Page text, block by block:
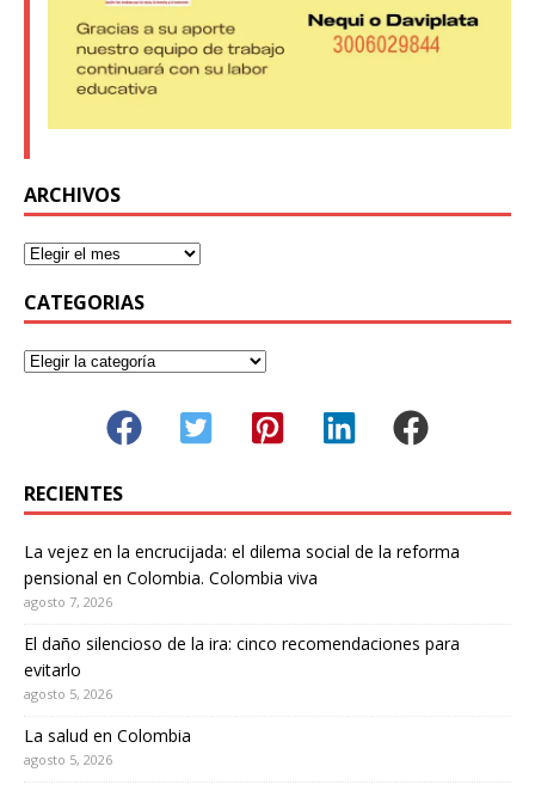
ARCHIVOS
CATEGORIAS
RECIENTES
La vejez en la encrucijada: el dilema social de la reforma
pensional en Colombia. Colombia viva
agosto 7, 2026
El daño silencioso de la ira: cinco recomendaciones para
evitarlo
agosto 5, 2026
La salud en Colombia
agosto 5, 2026